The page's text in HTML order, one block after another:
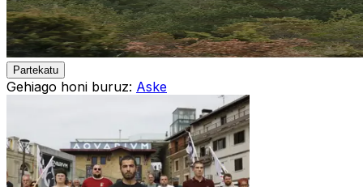
Partekatu
Gehiago honi buruz: Aske